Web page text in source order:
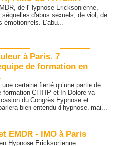
de l'Hypnose Ericksonienne,
séquelles d'abus sexuels, de viol, de
émotionnels. L’abu...
à Paris. 7
de formation en
une certaine fierté qu’une partie de
formation CHTIP et In-Dolore va
du Congrès Hypnose et
bien entendu d’hypnose, mai...
EMDR - IMO à Paris
Hypnose Ericksonienne